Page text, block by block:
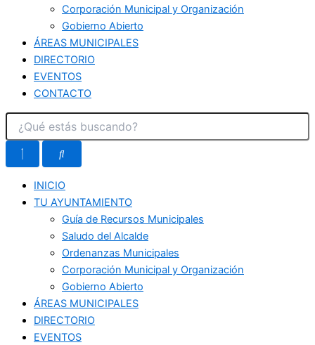
Corporación Municipal y Organización
Gobierno Abierto
ÁREAS MUNICIPALES
DIRECTORIO
EVENTOS
CONTACTO
INICIO
TU AYUNTAMIENTO
Guía de Recursos Municipales
Saludo del Alcalde
Ordenanzas Municipales
Corporación Municipal y Organización
Gobierno Abierto
ÁREAS MUNICIPALES
DIRECTORIO
EVENTOS